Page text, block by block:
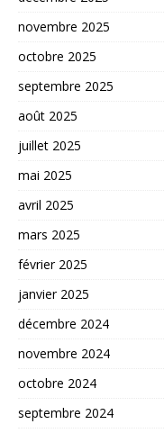
novembre 2025
octobre 2025
septembre 2025
août 2025
juillet 2025
mai 2025
avril 2025
mars 2025
février 2025
janvier 2025
décembre 2024
novembre 2024
octobre 2024
septembre 2024